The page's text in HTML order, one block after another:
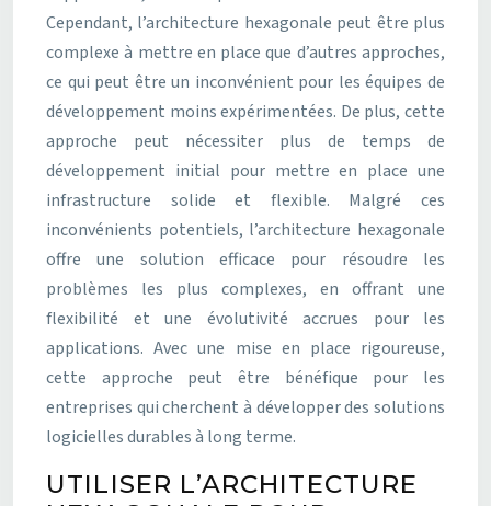
Cependant, l’architecture hexagonale peut être plus
complexe à mettre en place que d’autres approches,
ce qui peut être un inconvénient pour les équipes de
développement moins expérimentées. De plus, cette
approche peut nécessiter plus de temps de
développement initial pour mettre en place une
infrastructure solide et flexible. Malgré ces
inconvénients potentiels, l’architecture hexagonale
offre une solution efficace pour résoudre les
problèmes les plus complexes, en offrant une
flexibilité et une évolutivité accrues pour les
applications. Avec une mise en place rigoureuse,
cette approche peut être bénéfique pour les
entreprises qui cherchent à développer des solutions
logicielles durables à long terme.
UTILISER L’ARCHITECTURE